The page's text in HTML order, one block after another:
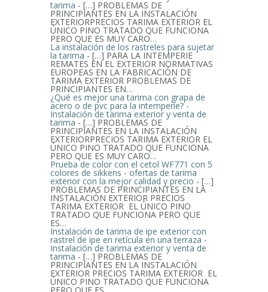
tarima - […] PROBLEMAS DE
PRINCIPIANTES EN LA INSTALACIÓN
EXTERIORPRECIOS TARIMA EXTERIOR EL
ÚNICO PINO TRATADO QUE FUNCIONA
PERO QUE ES MUY CARO…
La instalación de los rastreles para sujetar
la tarima - […] PARA LA INTEMPERIE
REMATES EN EL EXTERIOR NORMATIVAS
EUROPEAS EN LA FABRICACIÓN DE
TARIMA EXTERIOR PROBLEMAS DE
PRINCIPIANTES EN…
¿Qué es mejor una tarima con grapa de
acero o de pvc para la intemperie? -
Instalación de tarima exterior y venta de
tarima - […] PROBLEMAS DE
PRINCIPIANTES EN LA INSTALACIÓN
EXTERIORPRECIOS TARIMA EXTERIOR EL
ÚNICO PINO TRATADO QUE FUNCIONA
PERO QUE ES MUY CARO…
Prueba de color con el cetol WF771 con 5
colores de sikkens - ofertas de tarima
exterior con la mejor calidad y precio - […]
PROBLEMAS DE PRINCIPIANTES EN LA
INSTALACIÓN EXTERIOR PRECIOS
TARIMA EXTERIOR EL ÚNICO PINO
TRATADO QUE FUNCIONA PERO QUE
ES…
Instalación de tarima de ipe exterior con
rastrel de ipe en retícula en una terraza -
Instalación de tarima exterior y venta de
tarima - […] PROBLEMAS DE
PRINCIPIANTES EN LA INSTALACIÓN
EXTERIOR PRECIOS TARIMA EXTERIOR EL
ÚNICO PINO TRATADO QUE FUNCIONA
PERO QUE ES…